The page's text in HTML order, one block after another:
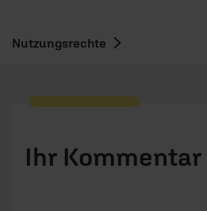
Nutzungsrechte
Ihr Kommentar